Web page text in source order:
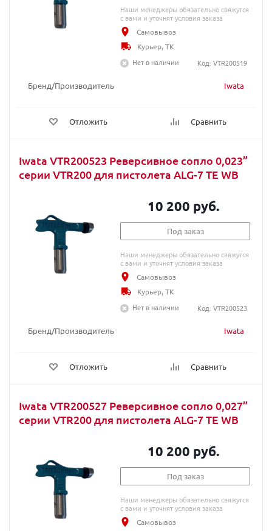
Бренд/Производитель Iwata
Отложить Сравнить
Наши менеджеры обязательно свяжутся
с вами и уточнят условия заказа
Самовывоз
Курьер, ТК
Нет в наличии
Код: VTR200519
Iwata VTR200523 Реверсивное сопло 0,023”
серии VTR200 для пистолета ALG-7 TE WB
Бренд/Производитель Iwata
Отложить Сравнить
10 200 руб.
Под заказ
Наши менеджеры обязательно свяжутся
с вами и уточнят условия заказа
Самовывоз
Курьер, ТК
Нет в наличии
Код: VTR200523
Iwata VTR200527 Реверсивное сопло 0,027”
серии VTR200 для пистолета ALG-7 TE WB
10 200 руб.
Под заказ
Наши менеджеры обязательно свяжутся
с вами и уточнят условия заказа
Самовывоз